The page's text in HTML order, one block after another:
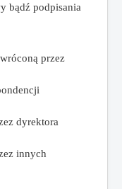
bądź podpisania
przez
dyrektora
innych